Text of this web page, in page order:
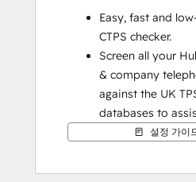
Easy, fast and
CTPS checker.
Screen all your
& company
against the UK
databases to
compliance.
CRM whether the
설정 가이